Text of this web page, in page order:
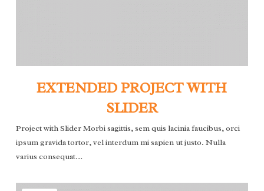
EXTENDED PROJECT WITH
SLIDER
Project with Slider Morbi sagittis, sem quis lacinia faucibus, orci
ipsum gravida tortor, vel interdum mi sapien ut justo. Nulla
varius consequat…